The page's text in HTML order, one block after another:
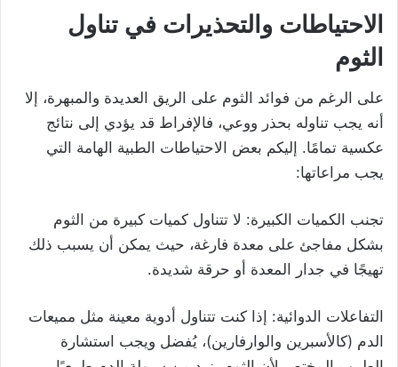
الاحتياطات والتحذيرات في تناول
الثوم
على الرغم من فوائد الثوم على الريق العديدة والمبهرة، إلا
أنه يجب تناوله بحذر ووعي، فالإفراط قد يؤدي إلى نتائج
عكسية تمامًا. إليكم بعض الاحتياطات الطبية الهامة التي
يجب مراعاتها:
تجنب الكميات الكبيرة: لا تتناول كميات كبيرة من الثوم
بشكل مفاجئ على معدة فارغة، حيث يمكن أن يسبب ذلك
تهيجًا في جدار المعدة أو حرقة شديدة.
التفاعلات الدوائية: إذا كنت تتناول أدوية معينة مثل مميعات
الدم (كالأسبرين والوارفارين)، يُفضل ويجب استشارة